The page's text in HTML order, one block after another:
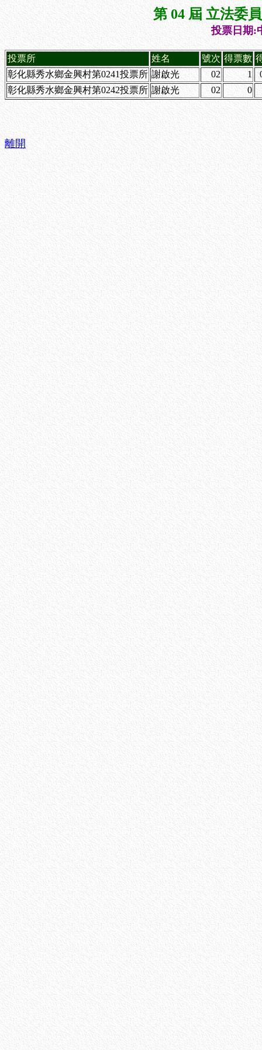
第 04 屆 立法委
投票日期:
投票所 姓名 號次 得票數
彰化縣秀水鄉金興村第0241投票所 謝啟光 02 1
彰化縣秀水鄉金興村第0242投票所 謝啟光 02 0
離開